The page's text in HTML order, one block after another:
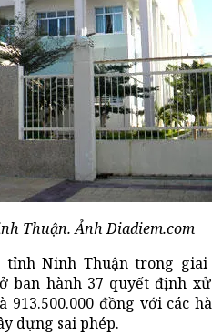
Thuận. Ảnh Diadiem.com
tỉnh Ninh Thuận trong giai
ban hành 37 quyết định
đồng với các
dựng sai phép.